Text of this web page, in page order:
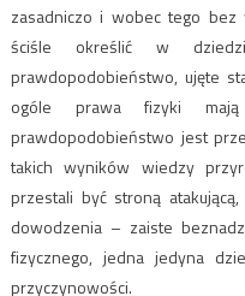
zasadniczo i wobec tego bez
ściśle określić w
prawdopodobieństwo, ujęte
ogóle prawa fizyki
prawdopodobieństwo jest
takich wyników wiedzy
przestali być stroną
dowodzenia – zaiste
fizycznego, jedna jedyna
przyczynowości.